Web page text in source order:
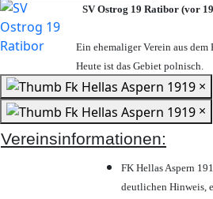
SV Ostrog 19 Ratibor (vor
Ein ehemaliger Verein aus
Heute ist das Gebiet polnisch.
×
×
Vereinsinformationen:
FK Hellas Aspern
deutlichen Hinweis,